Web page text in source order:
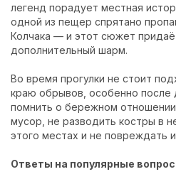
легенд порадует местная
одной из пещер спрятано
Колчака — и этот сюжет
дополнительный шарм.
Во время прогулки не стоит
краю обрывов, особенно
помнить о бережном
мусор, не разводить костры в
этого местах и не повреждать
Ответы на популярные